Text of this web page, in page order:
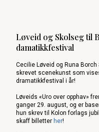
Løveid og Skolseg til
damatikkfestival
Cecilie Løveid og Runa Borch
skrevet scenekunst som
dramatikkfestival i år!
Løveids «Uro over opphav»
ganger 29. august, og er
hun skrev til Kolon forlags
skaff billetter her!